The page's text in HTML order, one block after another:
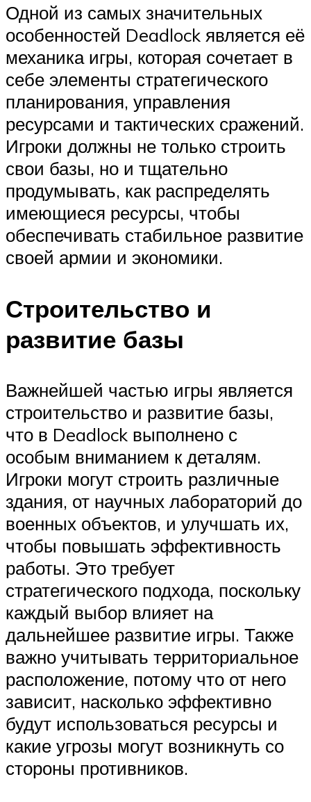
Одной из самых значительных
особенностей Deadlock является её
механика игры, которая сочетает в
себе элементы стратегического
планирования, управления
ресурсами и тактических сражений.
Игроки должны не только строить
свои базы, но и тщательно
продумывать, как распределять
имеющиеся ресурсы, чтобы
обеспечивать стабильное развитие
своей армии и экономики.
Строительство и
развитие базы
Важнейшей частью игры является
строительство и развитие базы,
что в Deadlock выполнено с
особым вниманием к деталям.
Игроки могут строить различные
здания, от научных лабораторий до
военных объектов, и улучшать их,
чтобы повышать эффективность
работы. Это требует
стратегического подхода, поскольку
каждый выбор влияет на
дальнейшее развитие игры. Также
важно учитывать территориальное
расположение, потому что от него
зависит, насколько эффективно
будут использоваться ресурсы и
какие угрозы могут возникнуть со
стороны противников.